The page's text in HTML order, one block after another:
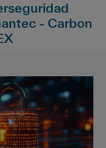
- Carbon